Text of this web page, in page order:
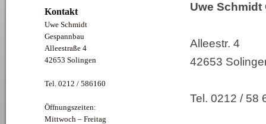
Leistungen Historie
Produktlinie & Details Trisis-Erfindung
Manufaktur-News Pressemitteilungen
TRISIS Kombinationen "Brookland" Modell
Übersicht Gebrauchte "Moto Guzzi"
Uwe
Alleestr. 4
42653
Tel. 0212 / 58
Kontakt
Uwe Schmidt
Gespannbau
Alleestraße 4
42653 Solingen
Tel. 0212 / 586160
Öffnungszeiten:
Mittwoch – Freitag